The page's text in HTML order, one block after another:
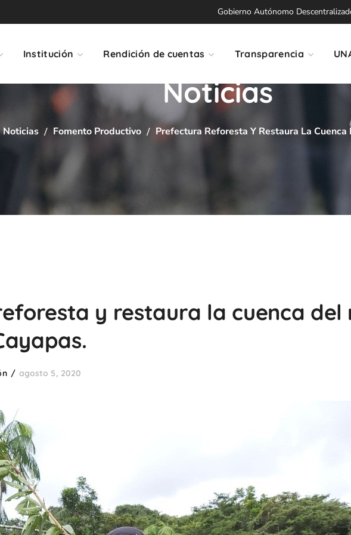
Gobierno Autónomo
Institución Rendición de cuentas Transparencia
Noticias
Noticias Fomento Productivo Prefectura Reforesta Y Restaura La
y restaura la cuenca del
agosto 5, 2020